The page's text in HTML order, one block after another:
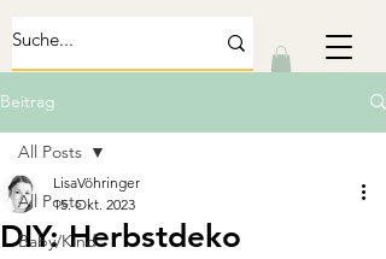
Beitrag
All Posts
Baby/Kind
All Posts
DIY: Herbstdeko
LisaVöhringer
15. Okt. 2023